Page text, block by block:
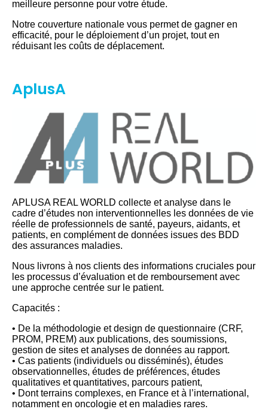
meilleure personne pour votre étude.
Notre couverture nationale vous permet de gagner en
efficacité, pour le déploiement d’un projet, tout en
réduisant les coûts de déplacement.
AplusA
APLUSA REAL WORLD collecte et analyse dans le
cadre d’études non interventionnelles les données de vie
réelle de professionnels de santé, payeurs, aidants, et
patients, en complément de données issues des BDD
des assurances maladies.
Nous livrons à nos clients des informations cruciales pour
les processus d’évaluation et de remboursement avec
une approche centrée sur le patient.
Capacités :
• De la méthodologie et design de questionnaire (CRF,
PROM, PREM) aux publications, des soumissions,
gestion de sites et analyses de données au rapport.
• Cas patients (individuels ou disséminés), études
observationnelles, études de préférences, études
qualitatives et quantitatives, parcours patient,
• Dont terrains complexes, en France et à l’international,
notamment en oncologie et en maladies rares.